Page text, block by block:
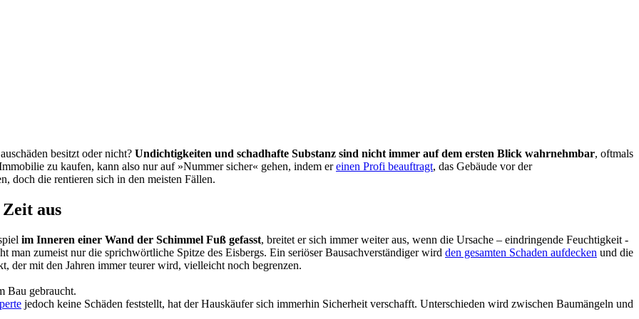
besitzt oder nicht? Undichtigkeiten und schadhafte Substanz sind nicht immer auf dem ersten Blick wahrnehmbar, oftmals
zu kaufen, kann also nur auf »Nummer sicher« gehen, indem ereinen Profi beauftragt, das Gebäude vor der
doch die rentieren sich in den meisten Fällen.
aus
im Inneren einer Wand der Schimmel Fuß gefasst, breitet er sich immer weiter aus, wenn die Ursache – eindringende Feuchtigkeit -
man zumeist nur die sprichwörtliche Spitze des Eisbergs. Ein seriöser Bausachverständiger wird den gesamten Schaden aufdecken und die
der mit den Jahren immer teurer wird, vielleicht noch begrenzen.
Bau gebraucht.
jedoch keine Schäden feststellt, hat der Hauskäufer sich immerhin Sicherheit verschafft. Unterschieden wird zwischen Baumängeln und